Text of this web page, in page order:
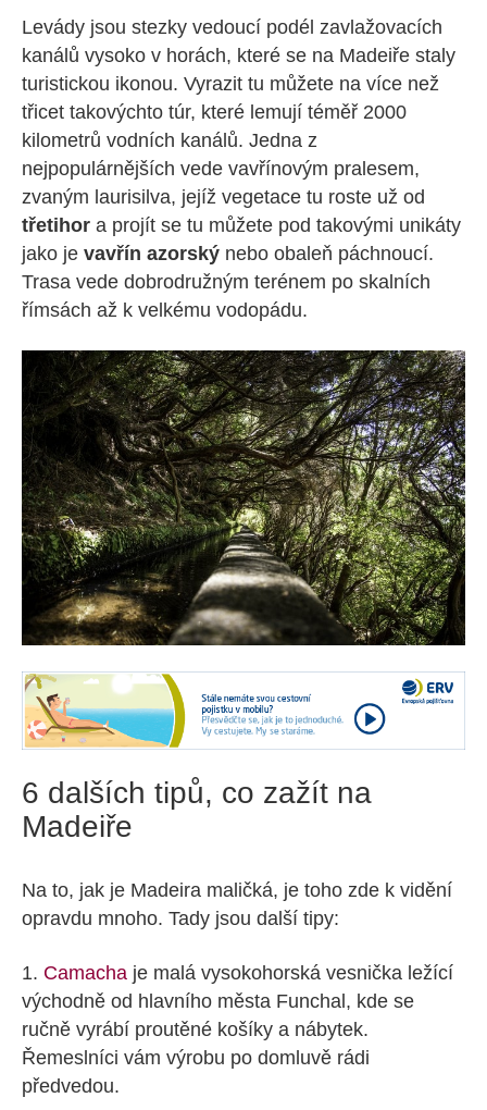
Levády jsou stezky vedoucí podél zavlažovacích
kanálů vysoko v horách, které se na Madeiře staly
turistickou ikonou. Vyrazit tu můžete na více než
třicet takovýchto túr, které lemují téměř 2000
kilometrů vodních kanálů. Jedna z
nejpopulárnějších vede vavřínovým pralesem,
zvaným laurisilva, jejíž vegetace tu roste už od
třetihor a projít se tu můžete pod takovými unikáty
jako je vavřín azorský nebo obaleň páchnoucí.
Trasa vede dobrodružným terénem po skalních
římsách až k velkému vodopádu.
6 dalších tipů, co zažít na
Madeiře
Na to, jak je Madeira maličká, je toho zde k vidění
opravdu mnoho. Tady jsou další tipy:
1. Camacha je malá vysokohorská vesnička ležící
východně od hlavního města Funchal, kde se
ručně vyrábí proutěné košíky a nábytek.
Řemeslníci vám výrobu po domluvě rádi
předvedou.